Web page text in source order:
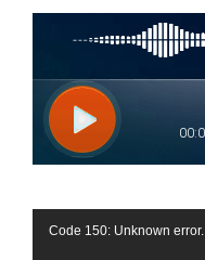
Reproductor
Code 150: Unknown error.